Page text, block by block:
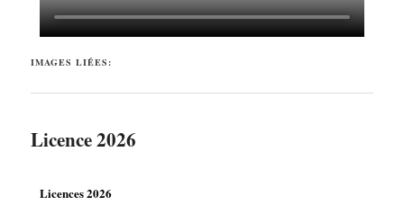
IMAGES LIÉES:
Licence 2026
Licences 2026